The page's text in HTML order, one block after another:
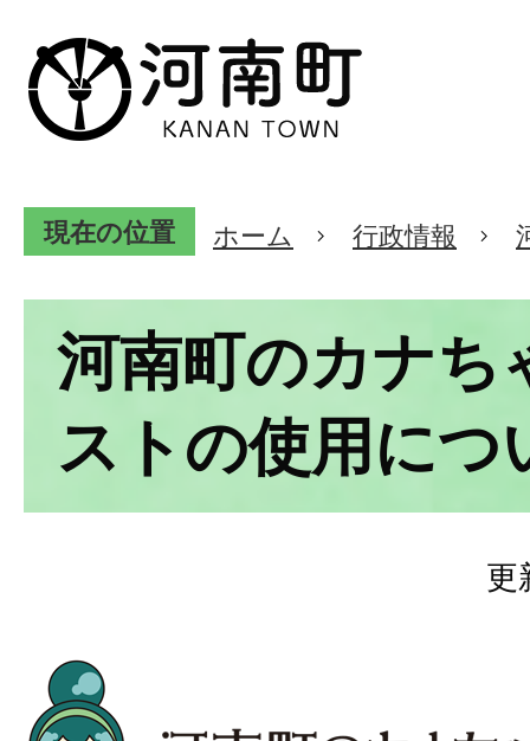
現在の位置 ホーム 行政情報
河南町のカナち
ストの使用につ
更